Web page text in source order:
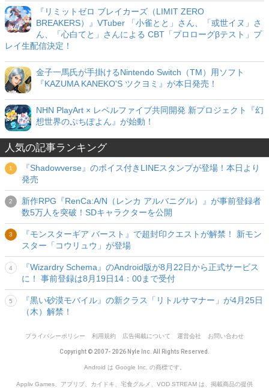
『リミットゼロ ブレイカーズ（LIMIT ZERO
BREAKERS）』VTuber 「小雀とと」さん、「或世イヌ」さ
ん、「心白てと」さんによる CBT「プロローグβテスト」プ
レイ生配信決定！
金子一馬氏が手掛けるNintendo Switch（TM）用ソフト
『KAZUMA KANEKO'S ツクヨミ』が本日発売！
NHN PlayArt × レベルファイブ共同開発 新プロジェクト『幻
想世界のぷちぽよん』が始動！
人気の記事ランキング
『Shadowverse』のボイス付きLINEスタンプが登場！本日より
発売
新作RPG『RenCa:A/N（レンカ アルバニグル）』が事前登録者
数5万人を突破！SDキャラクターを公開
『モンスターギア バースト』で超封印クエストが解禁！ 新モン
スター「コウリュウ」が登場
『Wizardry Schema』のAndroid版が8月22日から正式サービス
に！ 事前登録は8月19日14：00まで受付
『黒い砂漠モバイル』の新クラス「リトルサマナー」が4月25日
（木）解禁！
プライバシーポリシー 利用規約 広告掲載について 運営会社 お問い合わせ
Copyright © 2007- 2026 Nyle Inc. All Rights Reserved.
Android は Google Inc. の商標です。
Appliv Games、アプリブ、カイドキ、宅食グルメ、VOD STREAM は、掲載商品の提供